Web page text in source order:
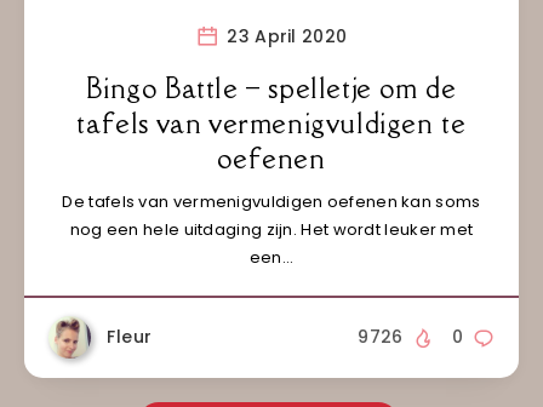
23 April 2020
Bingo Battle – spelletje om de
tafels van vermenigvuldigen te
oefenen
De tafels van vermenigvuldigen oefenen kan soms
nog een hele uitdaging zijn. Het wordt leuker met
een…
Fleur 0
9726